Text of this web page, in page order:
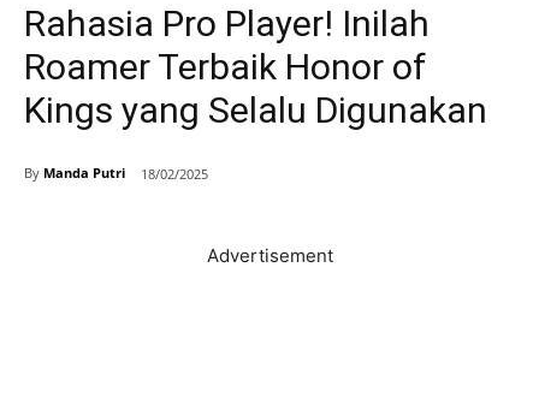
Rahasia Pro Player! Inilah
Roamer Terbaik Honor of
Kings yang Selalu Digunakan
By Manda Putri 18/02/2025
Advertisement